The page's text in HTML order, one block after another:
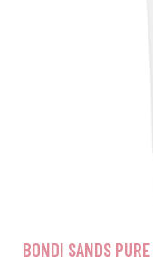
BONDI SANDS